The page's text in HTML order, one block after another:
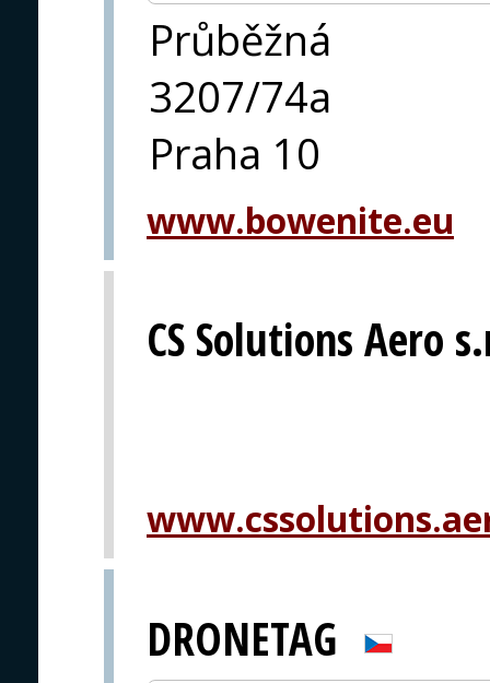
Průběžná
3207/74a
Praha 10
www.bowenite.eu
CS Solutions Aero
DRONETAG